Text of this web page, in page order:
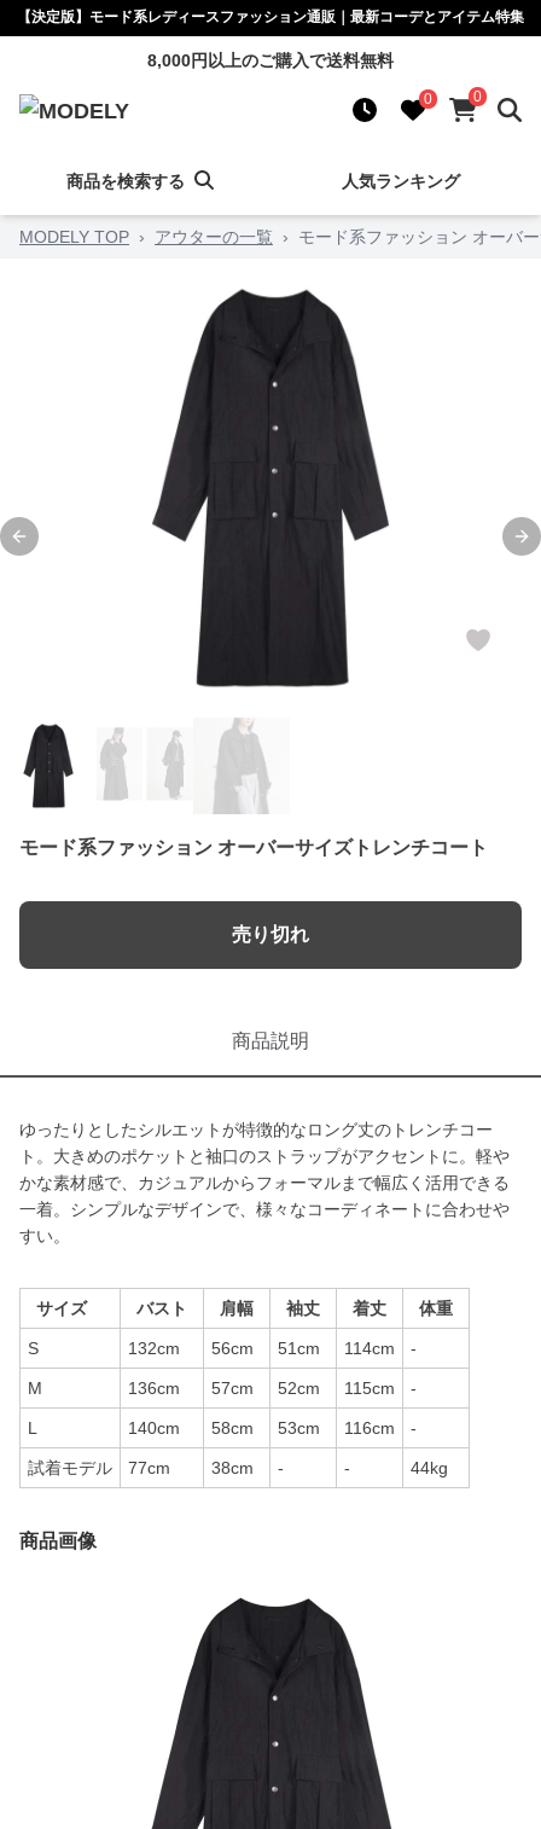
【決定版】モード系レディースファッション通販｜最新コーデとアイテム特集
8,000円以上のご購入で送料無料
0 0
商品を検索する 人気ランキング
MODELY TOP › アウターの一覧 › モード系ファッション オーバ
Previous slide
モード系ファッション オーバーサイズトレンチコート
売り切れ
商品説明
ゆったりとしたシルエットが特徴的なロング丈のトレンチコー
ト。大きめのポケットと袖口のストラップがアクセントに。軽や
かな素材感で、カジュアルからフォーマルまで幅広く活用できる
一着。シンプルなデザインで、様々なコーディネートに合わせや
すい。
サイズ バスト 肩幅 袖丈 着丈 体重
S 132cm 56cm 51cm 114cm -
M 136cm 57cm 52cm 115cm -
L 140cm 58cm 53cm 116cm -
試着モデル 77cm 38cm - - 44kg
商品画像